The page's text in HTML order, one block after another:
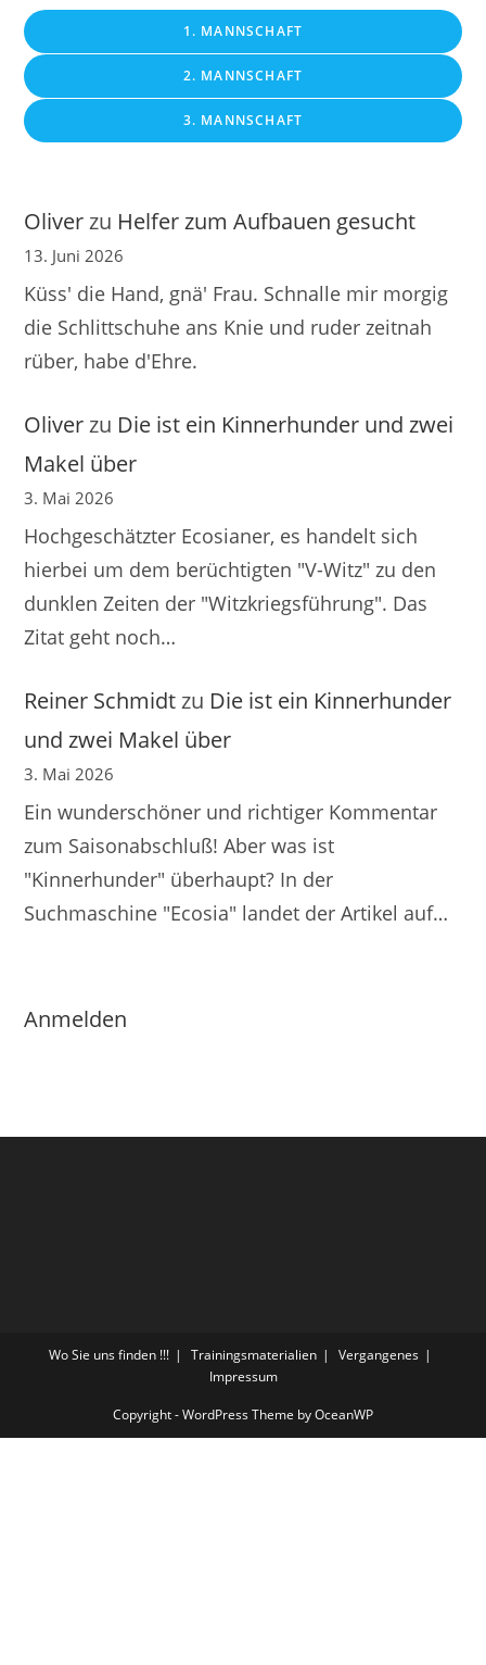
1. MANNSCHAFT
2. MANNSCHAFT
3. MANNSCHAFT
Oliverzu Helfer zum Aufbauen gesucht
13. Juni 2026
Küss' die Hand, gnä' Frau. Schnalle mir morgig
die Schlittschuhe ans Knie und ruder zeitnah
rüber, habe d'Ehre.
Oliverzu Die ist ein Kinnerhunder und zwei
Makel über
3. Mai 2026
Hochgeschätzter Ecosianer, es handelt sich
hierbei um dem berüchtigten "V-Witz" zu den
dunklen Zeiten der "Witzkriegsführung". Das
Zitat geht noch…
Reiner Schmidtzu Die ist ein Kinnerhunder
und zwei Makel über
3. Mai 2026
Ein wunderschöner und richtiger Kommentar
zum Saisonabschluß! Aber was ist
"Kinnerhunder" überhaupt? In der
Suchmaschine "Ecosia" landet der Artikel auf…
Anmelden
Wo Sie uns finden !!! Trainingsmaterialien
Vergangenes
Impressum
Copyright - WordPress Theme by OceanWP